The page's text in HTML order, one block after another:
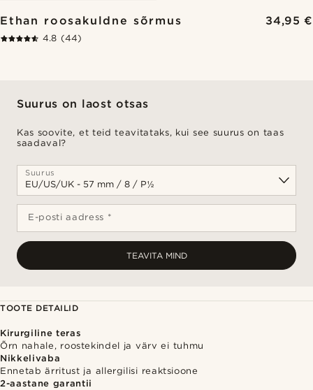
Ethan roosakuldne sõrmus 34,95 €
4.8 (44)
Suurus on laost otsas
Kas soovite, et teid teavitataks, kui see suurus on taas
saadaval?
Suurus
E-posti aadress *
TEAVITA MIND
TOOTE DETAILID
Kirurgiline teras
Õrn nahale, roostekindel ja värv ei tuhmu
Nikkelivaba
Ennetab ärritust ja allergilisi reaktsioone
2-aastane garantii